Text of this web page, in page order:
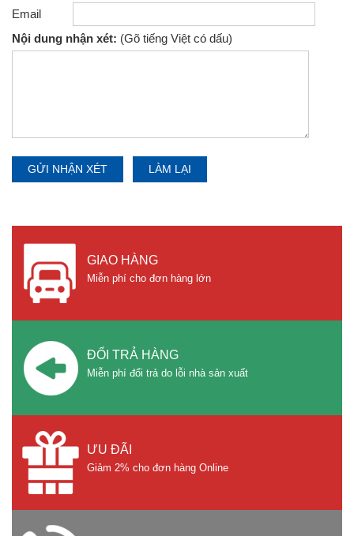
Email
Nội dung nhận xét: (Gõ tiếng Việt có dấu)
GIAO HÀNG
Miễn phí cho đơn hàng lớn
ĐỔI TRẢ HÀNG
Miễn phí đổi trả do lỗi nhà sản xuất
ƯU ĐÃI
Giảm 2% cho đơn hàng Online